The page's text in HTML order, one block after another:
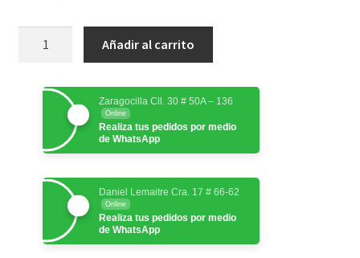
Añadir al carrito
Zaragocilla Cll. 30 # 50A – 136
Online
Realiza tus pedidos por medio
de WhatsApp
Daniel Lemaitre Cra. 17 # 66-62
Online
Realiza tus pedidos por medio
de WhatsApp